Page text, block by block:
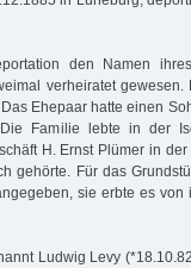
den Namen
verheiratet
Ehepaar hatte einen
Familie lebte in der
H. Ernst Plümer in
gehörte. Für das
sie erbte es von
Ludwig Levy